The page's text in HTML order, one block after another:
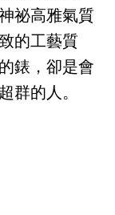
祕高雅氣質
的工藝質
錶，卻是會
群的人。